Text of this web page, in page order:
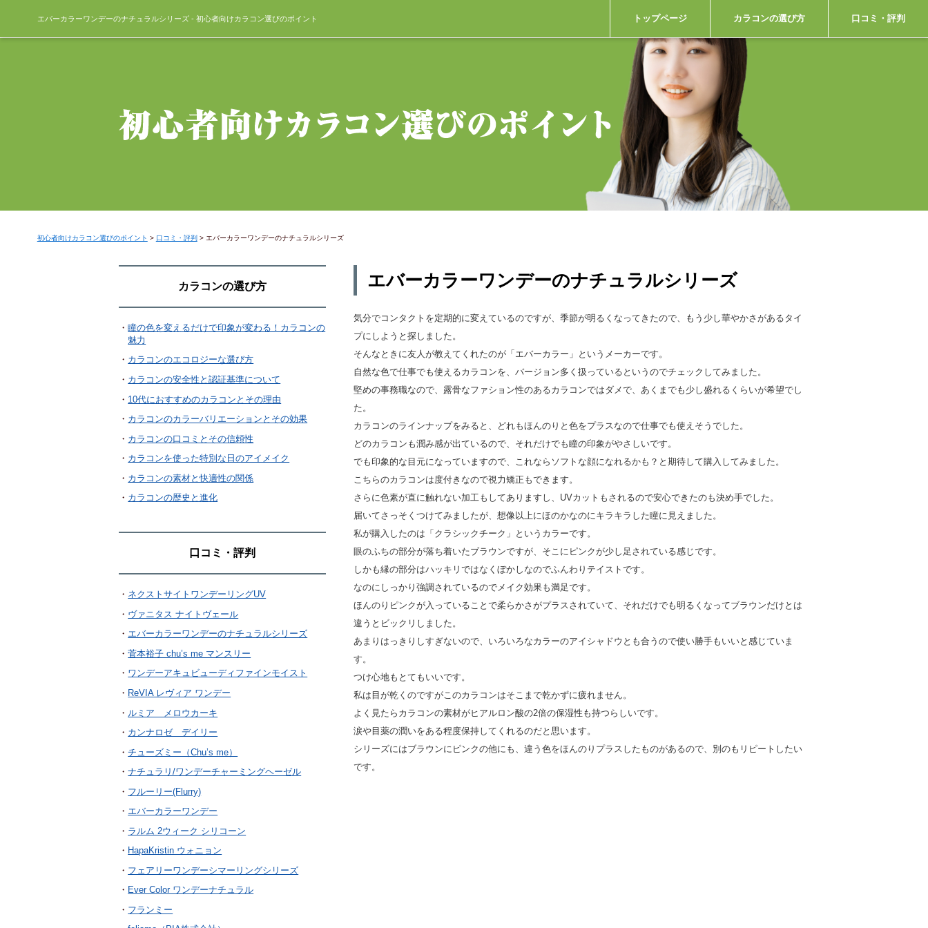
エバーカラーワンデーのナチュラルシリーズ - 初心者向けカラコン選びのポイント トップページ カラコンの選び方 口コミ・評判
初心者向けカラコン選びのポイント > 口コミ・評判 > エバーカラーワンデーのナチュラルシリーズ
エバーカラーワンデーのナチュラルシリーズ
気分でコンタクトを定期的に変えているのですが、季節が明るくなってきたので、もう少し華やかさがあるタイ
プにしようと探しました。
そんなときに友人が教えてくれたのが「エバーカラー」というメーカーです。
自然な色で仕事でも使えるカラコンを、バージョン多く扱っているというのでチェックしてみました。
堅めの事務職なので、露骨なファション性のあるカラコンではダメで、あくまでも少し盛れるくらいが希望でし
た。
カラコンのラインナップをみると、どれもほんのりと色をプラスなので仕事でも使えそうでした。
どのカラコンも潤み感が出ているので、それだけでも瞳の印象がやさしいです。
でも印象的な目元になっていますので、これならソフトな顔になれるかも？と期待して購入してみました。
こちらのカラコンは度付きなので視力矯正もできます。
さらに色素が直に触れない加工もしてありますし、UVカットもされるので安心できたのも決め手でした。
届いてさっそくつけてみましたが、想像以上にほのかなのにキラキラした瞳に見えました。
私が購入したのは「クラシックチーク」というカラーです。
眼のふちの部分が落ち着いたブラウンですが、そこにピンクが少し足されている感じです。
しかも縁の部分はハッキリではなくぼかしなのでふんわりテイストです。
なのにしっかり強調されているのでメイク効果も満足です。
ほんのりピンクが入っていることで柔らかさがプラスされていて、それだけでも明るくなってブラウンだけとは
違うとビックリしました。
あまりはっきりしすぎないので、いろいろなカラーのアイシャドウとも合うので使い勝手もいいと感じていま
す。
つけ心地もとてもいいです。
私は目が乾くのですがこのカラコンはそこまで乾かずに疲れません。
よく見たらカラコンの素材がヒアルロン酸の2倍の保湿性も持つらしいです。
涙や目薬の潤いをある程度保持してくれるのだと思います。
シリーズにはブラウンにピンクの他にも、違う色をほんのりプラスしたものがあるので、別のもリピートしたい
です。
カラコンの選び方
瞳の色を変えるだけで印象が変わる！カラコンの
魅力
カラコンのエコロジーな選び方
カラコンの安全性と認証基準について
10代におすすめのカラコンとその理由
カラコンのカラーバリエーションとその効果
カラコンの口コミとその信頼性
カラコンを使った特別な日のアイメイク
カラコンの素材と快適性の関係
カラコンの歴史と進化
口コミ・評判
ネクストサイトワンデーリングUV
ヴァニタス ナイトヴェール
エバーカラーワンデーのナチュラルシリーズ
菅本裕子 chu’s me マンスリー
ワンデーアキュビューディファインモイスト
ReVIA レヴィア ワンデー
ルミア メロウカーキ
カンナロゼ デイリー
チューズミー（Chu’s me）
ナチュラリ/ワンデーチャーミングヘーゼル
フルーリー(Flurry)
エバーカラーワンデー
ラルム 2ウィーク シリコーン
HapaKristin ウォニョン
フェアリーワンデーシマーリングシリーズ
Ever Color ワンデーナチュラル
フランミー